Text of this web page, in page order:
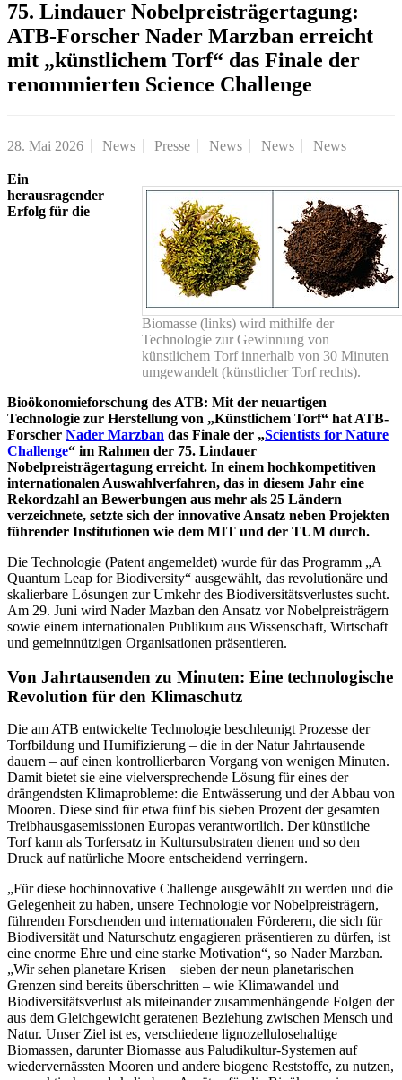
75. Lindauer Nobelpreisträgertagung:
ATB-Forscher Nader Marzban erreicht
mit „künstlichem Torf“ das Finale der
renommierten Science Challenge
28. Mai 2026 News Presse News News News
Biomasse (links) wird mithilfe der
Technologie zur Gewinnung von
künstlichem Torf innerhalb von 30 Minuten
umgewandelt (künstlicher Torf rechts).
Ein
herausragender
Erfolg für die
Bioökonomieforschung des ATB: Mit der neuartigen
Technologie zur Herstellung von „Künstlichem Torf“ hat ATB-
Forscher Nader Marzban das Finale der „Scientists for Nature
Challenge“ im Rahmen der 75. Lindauer
Nobelpreisträgertagung erreicht. In einem hochkompetitiven
internationalen Auswahlverfahren, das in diesem Jahr eine
Rekordzahl an Bewerbungen aus mehr als 25 Ländern
verzeichnete, setzte sich der innovative Ansatz neben Projekten
führender Institutionen wie dem MIT und der TUM durch.
Die Technologie (Patent angemeldet) wurde für das Programm „A
Quantum Leap for Biodiversity“ ausgewählt, das revolutionäre und
skalierbare Lösungen zur Umkehr des Biodiversitätsverlustes sucht.
Am 29. Juni wird Nader Mazban den Ansatz vor Nobelpreisträgern
sowie einem internationalen Publikum aus Wissenschaft, Wirtschaft
und gemeinnützigen Organisationen präsentieren.
Von Jahrtausenden zu Minuten: Eine technologische
Revolution für den Klimaschutz
Die am ATB entwickelte Technologie beschleunigt Prozesse der
Torfbildung und Humifizierung – die in der Natur Jahrtausende
dauern – auf einen kontrollierbaren Vorgang von wenigen Minuten.
Damit bietet sie eine vielversprechende Lösung für eines der
drängendsten Klimaprobleme: die Entwässerung und der Abbau von
Mooren. Diese sind für etwa fünf bis sieben Prozent der gesamten
Treibhausgasemissionen Europas verantwortlich. Der künstliche
Torf kann als Torfersatz in Kultursubstraten dienen und so den
Druck auf natürliche Moore entscheidend verringern.
„Für diese hochinnovative Challenge ausgewählt zu werden und die
Gelegenheit zu haben, unsere Technologie vor Nobelpreisträgern,
führenden Forschenden und internationalen Förderern, die sich für
Biodiversität und Naturschutz engagieren präsentieren zu dürfen, ist
eine enorme Ehre und eine starke Motivation“, so Nader Marzban.
„Wir sehen planetare Krisen – sieben der neun planetarischen
Grenzen sind bereits überschritten – wie Klimawandel und
Biodiversitätsverlust als miteinander zusammenhängende Folgen der
aus dem Gleichgewicht geratenen Beziehung zwischen Mensch und
Natur. Unser Ziel ist es, verschiedene lignozellulosehaltige
Biomassen, darunter Biomasse aus Paludikultur-Systemen auf
wiedervernässten Mooren und andere biogene Reststoffe, zu nutzen,